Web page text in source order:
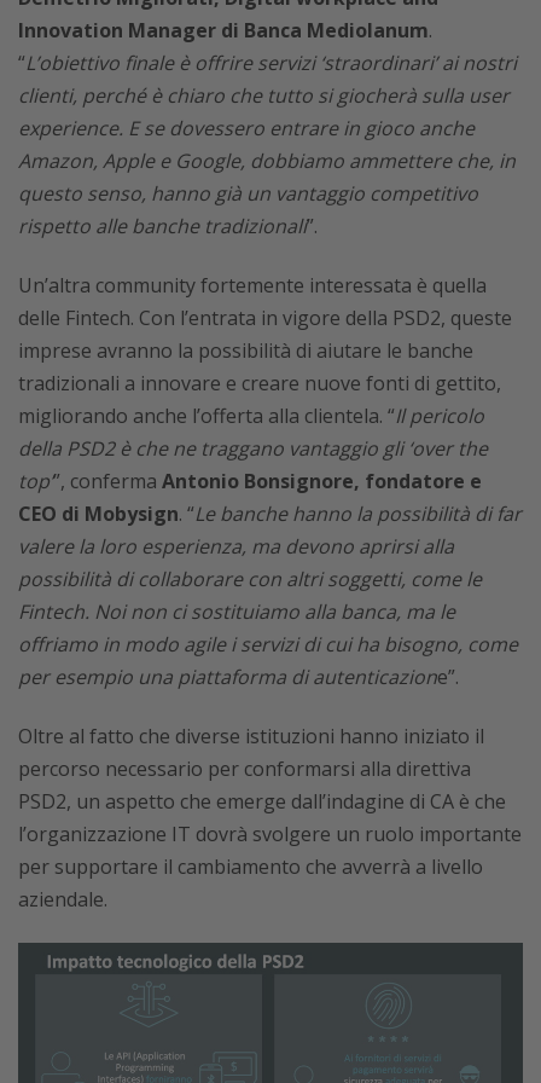
Innovation Manager di Banca Mediolanum.
“L’obiettivo finale è offrire servizi ‘straordinari’ ai nostri
clienti, perché è chiaro che tutto si giocherà sulla user
experience. E se dovessero entrare in gioco anche
Amazon, Apple e Google, dobbiamo ammettere che, in
questo senso, hanno già un vantaggio competitivo
rispetto alle banche tradizionali”.
Un’altra community fortemente interessata è quella
delle Fintech. Con l’entrata in vigore della PSD2, queste
imprese avranno la possibilità di aiutare le banche
tradizionali a innovare e creare nuove fonti di gettito,
migliorando anche l’offerta alla clientela. “Il pericolo
della PSD2 è che ne traggano vantaggio gli ‘over the
top’”, conferma Antonio Bonsignore, fondatore e
CEO di Mobysign. “Le banche hanno la possibilità di far
valere la loro esperienza, ma devono aprirsi alla
possibilità di collaborare con altri soggetti, come le
Fintech. Noi non ci sostituiamo alla banca, ma le
offriamo in modo agile i servizi di cui ha bisogno, come
per esempio una piattaforma di autenticazione”.
Oltre al fatto che diverse istituzioni hanno iniziato il
percorso necessario per conformarsi alla direttiva
PSD2, un aspetto che emerge dall’indagine di CA è che
l’organizzazione IT dovrà svolgere un ruolo importante
per supportare il cambiamento che avverrà a livello
aziendale.